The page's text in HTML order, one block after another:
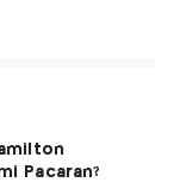
Pacaran?